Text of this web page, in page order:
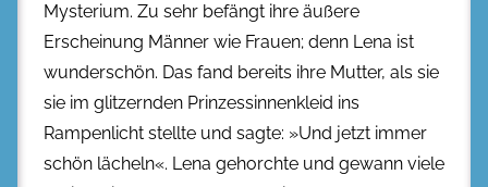
Mysterium. Zu sehr befängt ihre äußere
Erscheinung Männer wie Frauen; denn Lena ist
wunderschön. Das fand bereits ihre Mutter, als sie
sie im glitzernden Prinzessinnenkleid ins
Rampenlicht stellte und sagte: »Und jetzt immer
schön lächeln«. Lena gehorchte und gewann viele